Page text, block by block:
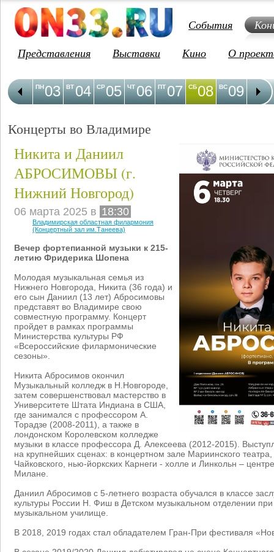
События
Представления
Выставки Кино О
03
ПН 04
ВТ 05
СР 06
ЧТ 07
ПТ 08
СБ 09
ВС 10
ПН
Концерты во Владимире
Никита и Даниил
АБРОСИМОВЫ (г.
Нижний Новгород)
06 марта 2025 в 18:30
Владимирская областная филармония
(Концертный зал им.Танеева)
Вечер фортепианной музыки к 215-
летию Фридерика Шопена
Молодая музыкальная семья из
Нижнего Новгорода, Никита (36 года) и
его сын Даниил (13 лет) Абросимовы
представят во Владимире свою
совместную программу. Концерт
пройдет в рамках программы
Министерства культуры РФ
«Всероссийские филармонические
сезоны».
Никита Абросимов окончил
Музыкальный колледж в Н.Новгороде,
затем совершенствовал мастерство в
Университете Штата Индиана в США,
где занимался с профессором А.
Торадзе (2008-2011), а также в
лондонском Королевском колледже
музыки в классе профессора Д. Алексеева (2012-2015).
на крупнейших сценах: в концертном зале Мариинского
Чайковского, нью-йоркских Карнеги - холле и Линкольн –
Милане.
Даниил Абросимов с 5-летнего возраста обучался в классе
культуры России Н. Фиш в Детском музыкальном отделении
музыкальном училище.
В 2018, 2019 годах стал обладателем Гран-При фестиваля